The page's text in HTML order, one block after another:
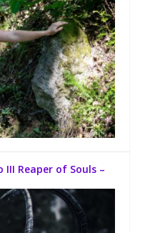
Reaper of Souls –